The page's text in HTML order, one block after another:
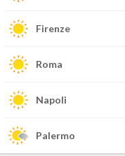
Firenze
Roma
Napoli
Palermo